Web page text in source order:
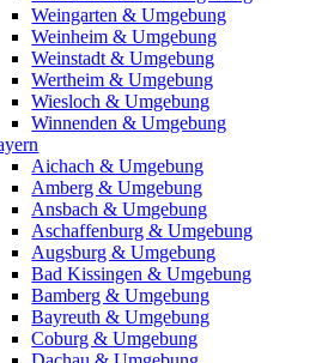
Weingarten & Umgebung
Weinheim & Umgebung
Weinstadt & Umgebung
Wertheim & Umgebung
Wiesloch & Umgebung
Winnenden & Umgebung
Aichach & Umgebung
Amberg & Umgebung
Ansbach & Umgebung
Aschaffenburg & Umgebung
Augsburg & Umgebung
Bad Kissingen & Umgebung
Bamberg & Umgebung
Bayreuth & Umgebung
Coburg & Umgebung